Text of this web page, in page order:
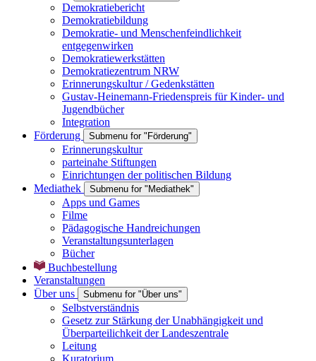
Demokratiebericht
Demokratiebildung
Demokratie- und Menschenfeindlichkeit
entgegenwirken
Demokratiewerkstätten
Demokratiezentrum NRW
Erinnerungskultur / Gedenkstätten
Gustav-Heinemann-Friedenspreis für Kinder- und
Jugendbücher
Integration
Förderung
Submenu for "Förderung"
Erinnerungskultur
parteinahe Stiftungen
Einrichtungen der politischen Bildung
Mediathek
Submenu for "Mediathek"
Apps und Games
Filme
Pädagogische Handreichungen
Veranstaltungsunterlagen
Bücher
Buchbestellung
Veranstaltungen
Über uns
Submenu for "Über uns"
Selbstverständnis
Gesetz zur Stärkung der Unabhängigkeit und
Überparteilichkeit der Landeszentrale
Leitung
Kuratorium